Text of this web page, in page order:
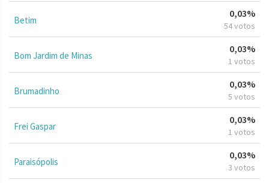
Betim
0,03%
54 votos
Bom Jardim de Minas
0,03%
1 votos
Brumadinho
0,03%
5 votos
Frei Gaspar
0,03%
1 votos
Paraisópolis
0,03%
3 votos